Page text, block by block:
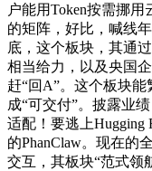
户能用Token按需挪
的矩阵，好比，喊线
底，这个板块，其通
相当给力，以及央国
赶“回A”。这个板块
成“可交付”。披露业
适配！要逃上Hugging
的PhanClaw。现在的
交互，其板块“范式领